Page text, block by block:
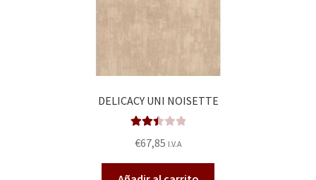
DELICACY UNI NOISETTE
do en
€67,85 I.V.A